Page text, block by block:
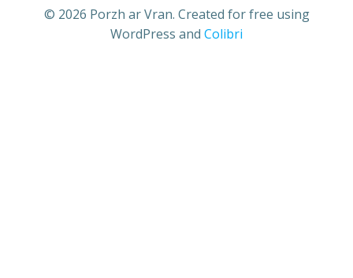
© 2026 Porzh ar Vran. Created for free using
WordPress and Colibri